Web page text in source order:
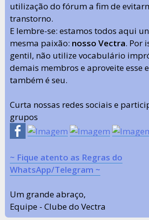
utilização do fórum a fim de
transtorno.
E lembre-se: estamos todos aqui
mesma paixão: nosso Vectra. Por
gentil, não utilize vocabulário
demais membros e aproveite esse
também é seu.
Curta nossas redes sociais e
grupos
~ Fique atento as Regras do
WhatsApp/Telegram ~
Um grande abraço,
Equipe - Clube do Vectra